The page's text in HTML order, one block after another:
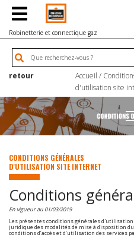
Robinetterie et connectique gaz
retour Accueil /
d'utilisation site
CONDITIONS GÉNÉRALES
D'UTILISATION SITE INTERNET
Conditions
En vigueur au 01/03/2019
Les présentes conditions générales
juridique des modalités de mise à disposition
conditions d’accès et d’utilisation des services